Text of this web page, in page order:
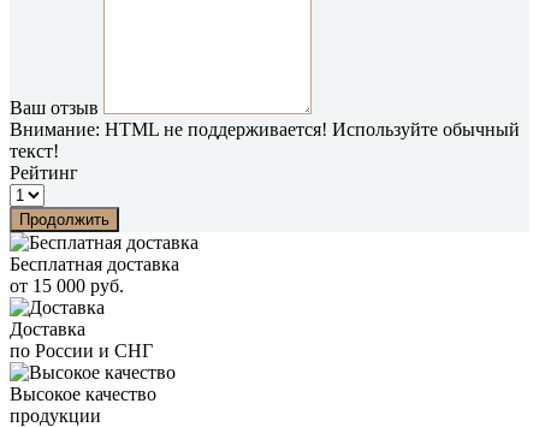
Ваш отзыв
Внимание: HTML не поддерживается! Используйте обычный
текст!
Рейтинг
Продолжить
Бесплатная доставка
от 15 000 руб.
Доставка
по России и СНГ
Высокое качество
продукции